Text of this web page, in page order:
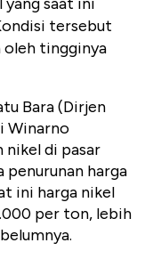
tersebut
oleh tingginya
Bara (Dirjen
Winarno
nikel di pasar
penurunan harga
ini harga nikel
per ton, lebih